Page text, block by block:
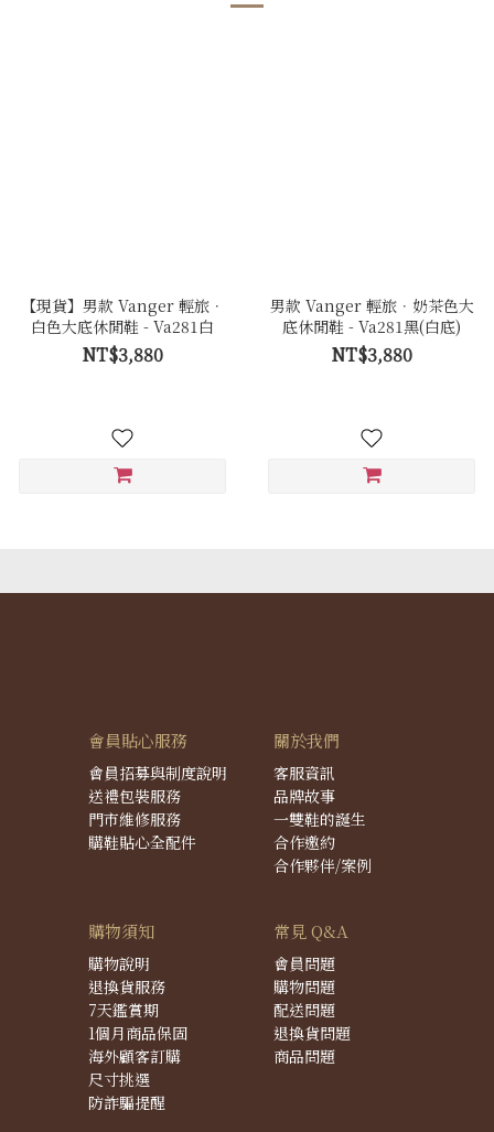
【現貨】男款 Vanger 輕旅．
白色大底休閒鞋 - Va281白
NT$3,880
男款 Vanger 輕旅．奶茶色大
底休閒鞋 - Va281黑(白底)
NT$3,880
會員貼心服務
會員招募與制度說明
送禮包裝服務
門市維修服務
購鞋貼心全配件
關於我們
客服資訊
品牌故事
一雙鞋的誕生
合作邀約
合作夥伴/案例
購物須知
購物說明
退換貨服務
7天鑑賞期
1個月商品保固
海外顧客訂購
尺寸挑選
防詐騙提醒
常見 Q&A
會員問題
購物問題
配送問題
退換貨問題
商品問題